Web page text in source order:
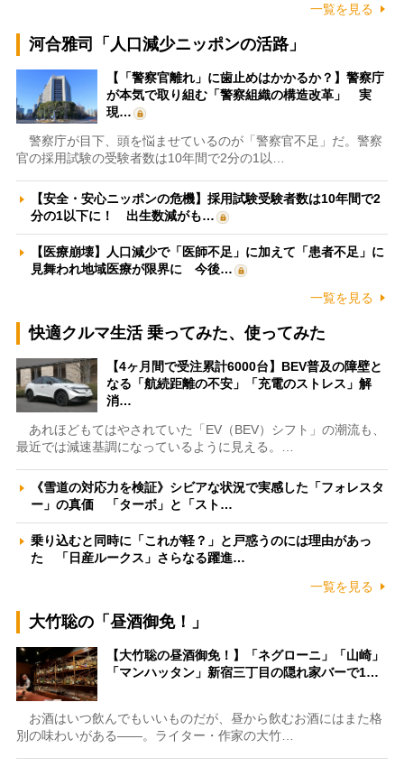
一覧を見る
河合雅司「人口減少ニッポンの活路」
【「警察官離れ」に歯止めはかかるか？】警察庁
が本気で取り組む「警察組織の構造改革」 実
現…
警察庁が目下、頭を悩ませているのが「警察官不足」だ。警察
官の採用試験の受験者数は10年間で2分の1以…
【安全・安心ニッポンの危機】採用試験受験者数は10年間で2
分の1以下に！ 出生数減がも…
【医療崩壊】人口減少で「医師不足」に加えて「患者不足」に
見舞われ地域医療が限界に 今後…
一覧を見る
快適クルマ生活 乗ってみた、使ってみた
【4ヶ月間で受注累計6000台】BEV普及の障壁と
なる「航続距離の不安」「充電のストレス」解
消…
あれほどもてはやされていた「EV（BEV）シフト」の潮流も、
最近では減速基調になっているように見える。…
《雪道の対応力を検証》シビアな状況で実感した「フォレスタ
ー」の真価 「ターボ」と「スト…
乗り込むと同時に「これが軽？」と戸惑うのには理由があっ
た 「日産ルークス」さらなる躍進…
一覧を見る
大竹聡の「昼酒御免！」
【大竹聡の昼酒御免！】「ネグローニ」「山崎」
「マンハッタン」新宿三丁目の隠れ家バーで1…
お酒はいつ飲んでもいいものだが、昼から飲むお酒にはまた格
別の味わいがある――。ライター・作家の大竹…